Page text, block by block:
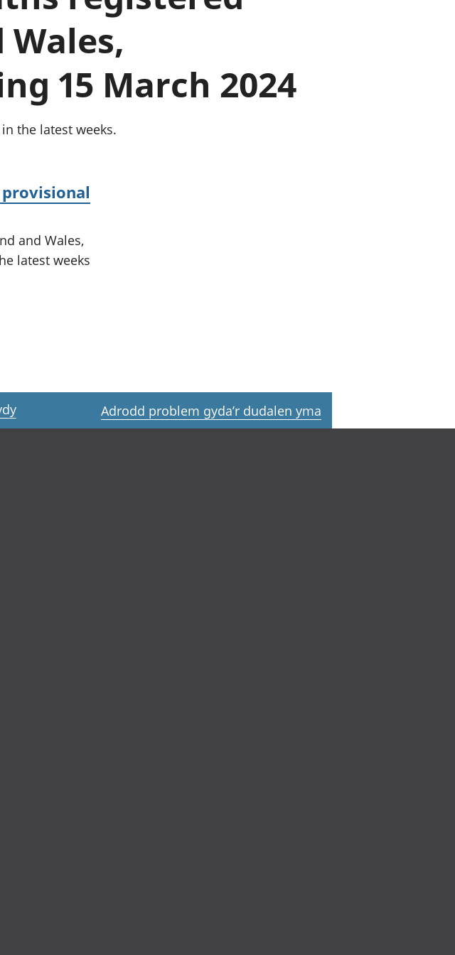
Cyllid personol a chyllid
aelwydydd
Poblogaeth ac ymfudo
15 March 2024
the latest weeks.
and Wales,
latest weeks
Adrodd problem gyda’r dudalen yma